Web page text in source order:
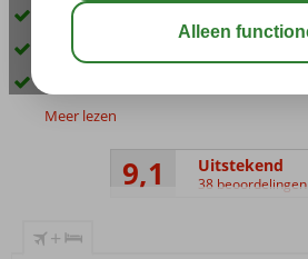
Aan de Dalyan rivier
Sfeervol en kleinschalig hotel
Meer lezen
9,1 Uitstekend
38 beoordelingen
+